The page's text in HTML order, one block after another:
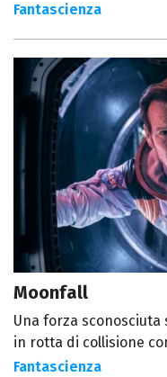
Fantascienza
Moonfall
Una forza
in rotta di collisione
Fantascienza